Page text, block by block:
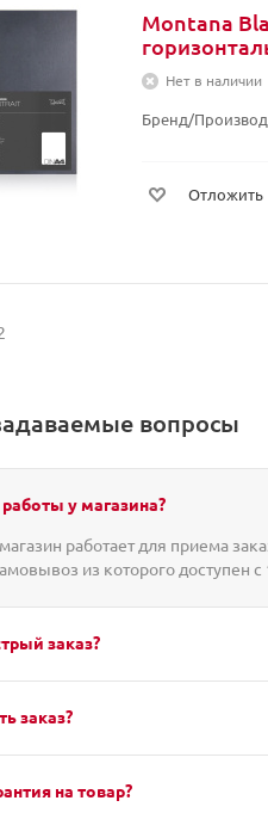
Montana
Нет в наличии
Бренд/
Отложить
вопросы
у магазина?
работает для приема
из которого доступен
заказ?
заказ?
на товар?